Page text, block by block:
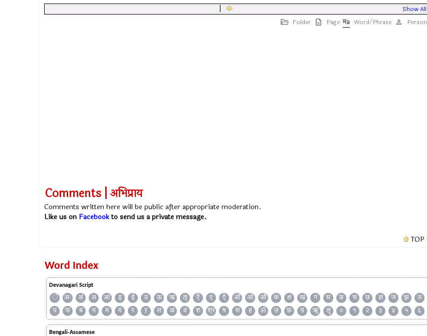
Show All
Folder
Page Word/Phrase Person
Comments | अभिप्राय
Comments written here will be public after appropriate moderation.
Like us on Facebookto send us a private message.
TOP
Word Index
Devanagari Script
ँ अः अं अ आ इ ई उ ऊ ऋ ऌ ऍ ए ऐ ऑ ओ औ क क्ष ख ग घ ङ च छ ज्ञ ज झ ञ
प
फ ब भ म य र ऱ ल ळ व श श्र ष स ह ॐ ज़ फ़ य़ ॠ ॡ ० १ २ ३ ४ ५ ६
Bengali-Assamese